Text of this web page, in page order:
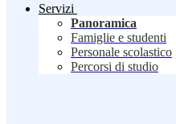
Servizi
Panoramica
Famiglie e studenti
Personale scolastico
Percorsi di studio